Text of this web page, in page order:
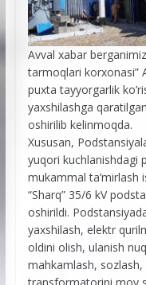
Avval xabar
tarmoqlari korxonasi”
puxta tayyorgarlik
yaxshilashga
oshirilib kelinmoqda.
Xususan,
yuqori kuchlanishdagi
mukammal ta’mirlash
“Sharq” 35/6 kV
oshirildi.
yaxshilash, elektr
oldini olish, ulanish
mahkamlash,